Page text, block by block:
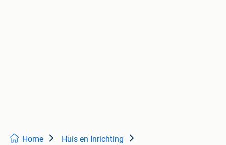
Home Huis en Inrichting